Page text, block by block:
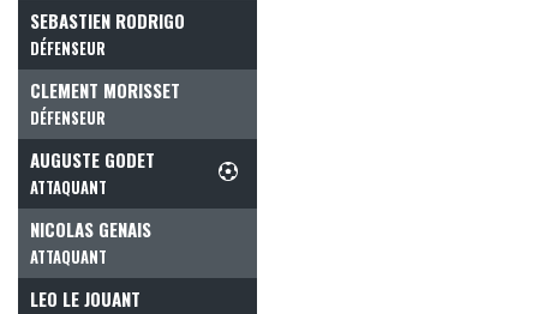
SEBASTIEN RODRIGO
DÉFENSEUR
CLEMENT MORISSET
DÉFENSEUR
AUGUSTE GODET
ATTAQUANT
NICOLAS GENAIS
ATTAQUANT
LEO LE JOUANT